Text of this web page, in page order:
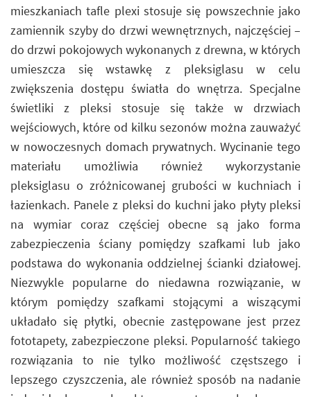
mieszkaniach tafle plexi stosuje się powszechnie jako
zamiennik szyby do drzwi wewnętrznych, najczęściej –
do drzwi pokojowych wykonanych z drewna, w których
umieszcza się wstawkę z pleksiglasu w celu
zwiększenia dostępu światła do wnętrza. Specjalne
świetliki z pleksi stosuje się także w drzwiach
wejściowych, które od kilku sezonów można zauważyć
w nowoczesnych domach prywatnych. Wycinanie tego
materiału umożliwia również wykorzystanie
pleksiglasu o zróżnicowanej grubości w kuchniach i
łazienkach. Panele z pleksi do kuchni jako płyty pleksi
na wymiar coraz częściej obecne są jako forma
zabezpieczenia ściany pomiędzy szafkami lub jako
podstawa do wykonania oddzielnej ścianki działowej.
Niezwykle popularne do niedawna rozwiązanie, w
którym pomiędzy szafkami stojącymi a wiszącymi
układało się płytki, obecnie zastępowane jest przez
fototapety, zabezpieczone pleksi. Popularność takiego
rozwiązania to nie tylko możliwość częstszego i
lepszego czyszczenia, ale również sposób na nadanie